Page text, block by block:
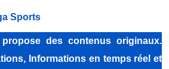
Sports
des contenus originaux.
Informations en temps réel et